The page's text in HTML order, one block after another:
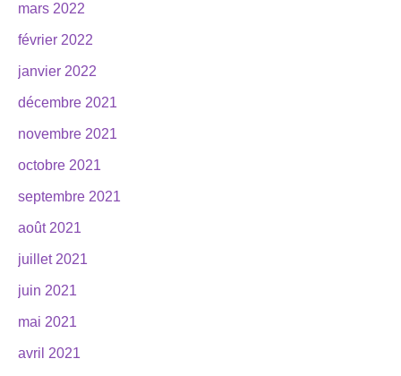
mars 2022
février 2022
janvier 2022
décembre 2021
novembre 2021
octobre 2021
septembre 2021
août 2021
juillet 2021
juin 2021
mai 2021
avril 2021